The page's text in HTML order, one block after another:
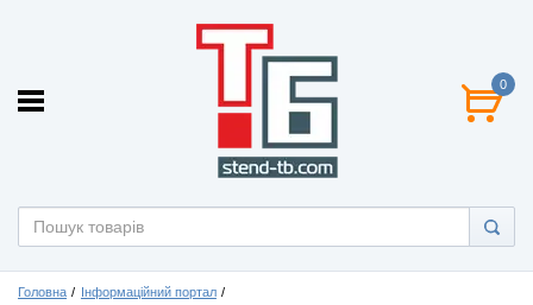
0
Головна Інформаційний портал